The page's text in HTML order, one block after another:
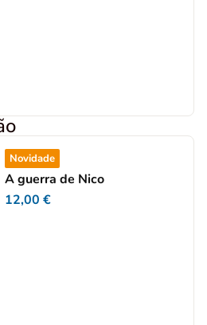
Novidade
A guerra de Nico
12,00 €